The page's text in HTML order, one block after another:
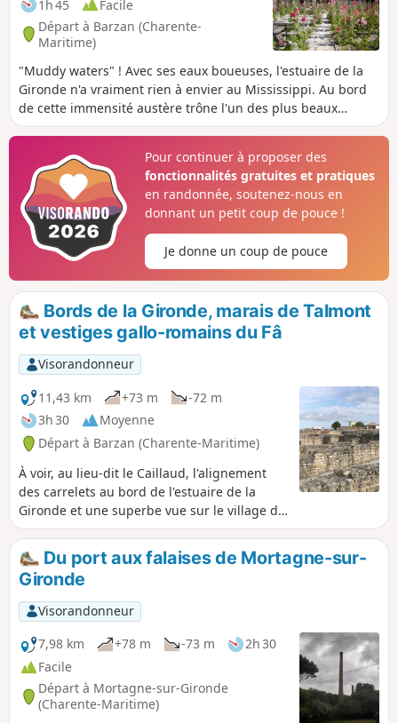
1h 45
Facile
Départ à Barzan (Charente-
Maritime)
"Muddy waters" ! Avec ses eaux boueuses, l'estuaire de la
Gironde n'a vraiment rien à envier au Mississippi. Au bord
de cette immensité austère trône l'un des plus beaux
villages de France, Talmont-sur-Gironde.
Pour continuer à proposer des
fonctionnalités gratuites et pratiques
en randonnée, soutenez-nous en
donnant un petit coup de pouce !
Je donne un coup de pouce
Bords de la Gironde, marais de Talmont
et vestiges gallo-romains du Fâ
Visorandonneur
11,43 km
+73 m
-72 m
3h 30
Moyenne
Départ à Barzan (Charente-Maritime)
À voir, au lieu-dit le Caillaud, l'alignement
des carrelets au bord de l'estuaire de la
Gironde et une superbe vue sur le village de
Talmont-sur-Gironde, niché sur son
promontoire rocheux. Vous passerez au pied
d'un amer, point de repère fixe qui était
utilisé pour la navigation sur l'estuaire de la
Gironde et vous traverserez le Fâ, site
archéologique gallo-romain majeur.
Du port aux falaises de Mortagne-sur-
Gironde
Visorandonneur
7,98 km
+78 m -73 m
2h 30
Facile
Départ à Mortagne-sur-Gironde
(Charente-Maritime)